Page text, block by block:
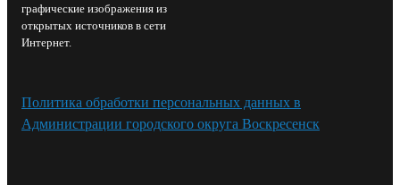
графические изображения из
открытых источников в сети
Интернет.
Политика обработки персональных данных в
Администрации городского округа Воскресенск